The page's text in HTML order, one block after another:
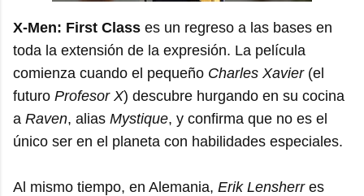
X-Men: First Class es un regreso a las bases en
toda la extensión de la expresión. La película
comienza cuando el pequeño Charles Xavier(el
futuro Profesor X) descubre hurgando en su cocina
a Raven, alias Mystique, y confirma que no es el
único ser en el planeta con habilidades especiales.
Al mismo tiempo, en Alemania, Erik Lensherres